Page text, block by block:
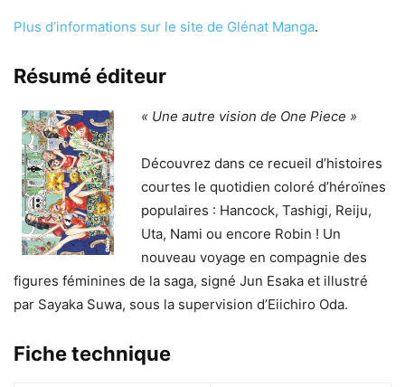
Plus d’informations sur le site de Glénat Manga.
Résumé éditeur
« Une autre vision de One Piece »
Découvrez dans ce recueil d’histoires
courtes le quotidien coloré d’héroïnes
populaires : Hancock, Tashigi, Reiju,
Uta, Nami ou encore Robin ! Un
nouveau voyage en compagnie des
figures féminines de la saga, signé Jun Esaka et illustré
par Sayaka Suwa, sous la supervision d’Eiichiro Oda.
Fiche technique